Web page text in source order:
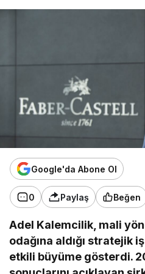
Google'da Abone Ol
0 Paylaş Beğen
Adel Kalemcilik, mali
odağına aldığı stratejik
etkili büyüme gösterdi.